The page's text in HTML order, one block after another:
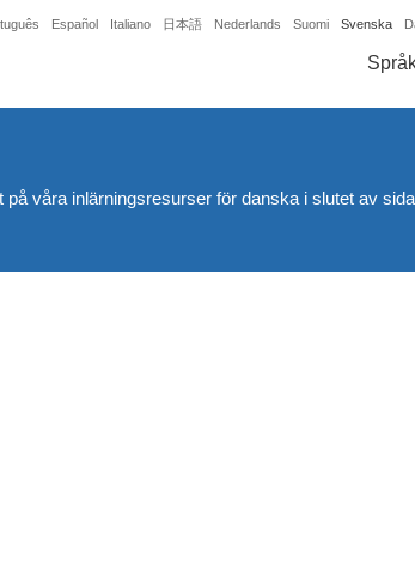
Español Italiano 日本語 Nederlands Suomi Svenska
våra inlärningsresurser för danska i slutet av